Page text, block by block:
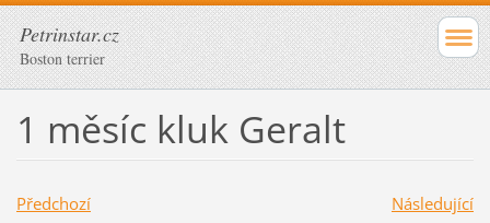
Petrinstar.cz
Boston terrier
1 měsíc kluk Geralt
Předchozí
Následující